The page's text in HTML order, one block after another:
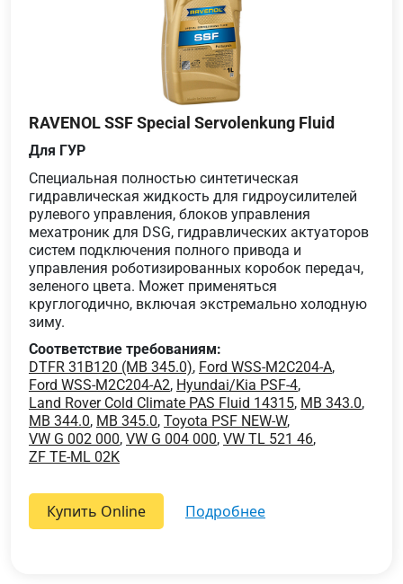
RAVENOL SSF Special Servolenkung Fluid
Для ГУР
Специальная полностью синтетическая
гидравлическая жидкость для гидроусилителей
рулевого управления, блоков управления
мехатроник для DSG, гидравлических актуаторов
систем подключения полного привода и
управления роботизированных коробок передач,
зеленого цвета. Может применяться
круглогодично, включая экстремально холодную
зиму.
Соответствие требованиям:
DTFR 31B120 (MB 345.0), Ford WSS-M2C204-A,
Ford WSS-M2C204-A2, Hyundai/Kia PSF-4,
Land Rover Cold Climate PAS Fluid 14315, MB 343.0,
MB 344.0, MB 345.0, Toyota PSF NEW-W,
VW G 002 000, VW G 004 000, VW TL 521 46,
ZF TE-ML 02K
Купить Online подробнее